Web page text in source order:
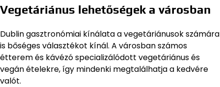
Vegetáriánus lehetőségek a városban
Dublin gasztronómiai kínálata a vegetáriánusok számára
is bőséges választékot kínál. A városban számos
étterem és kávézó specializálódott vegetáriánus és
vegán ételekre, így mindenki megtalálhatja a kedvére
valót.